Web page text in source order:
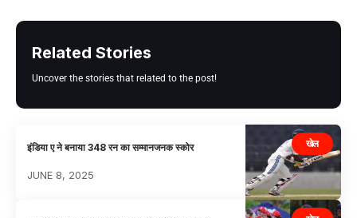
Related Stories
Uncover the stories that related to the post!
खेल
इंडिया ए ने बनाया 348 रन का सम्मानजनक स्कोर
JUNE 8, 2025